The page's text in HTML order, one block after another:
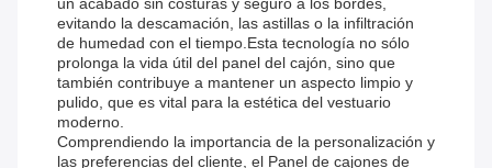
un acabado sin costuras y seguro a los bordes,
evitando la descamación, las astillas o la infiltración
de humedad con el tiempo.Esta tecnología no sólo
prolonga la vida útil del panel del cajón, sino que
también contribuye a mantener un aspecto limpio y
pulido, que es vital para la estética del vestuario
moderno.
Comprendiendo la importancia de la personalización y
las preferencias del cliente, el Panel de cajones de